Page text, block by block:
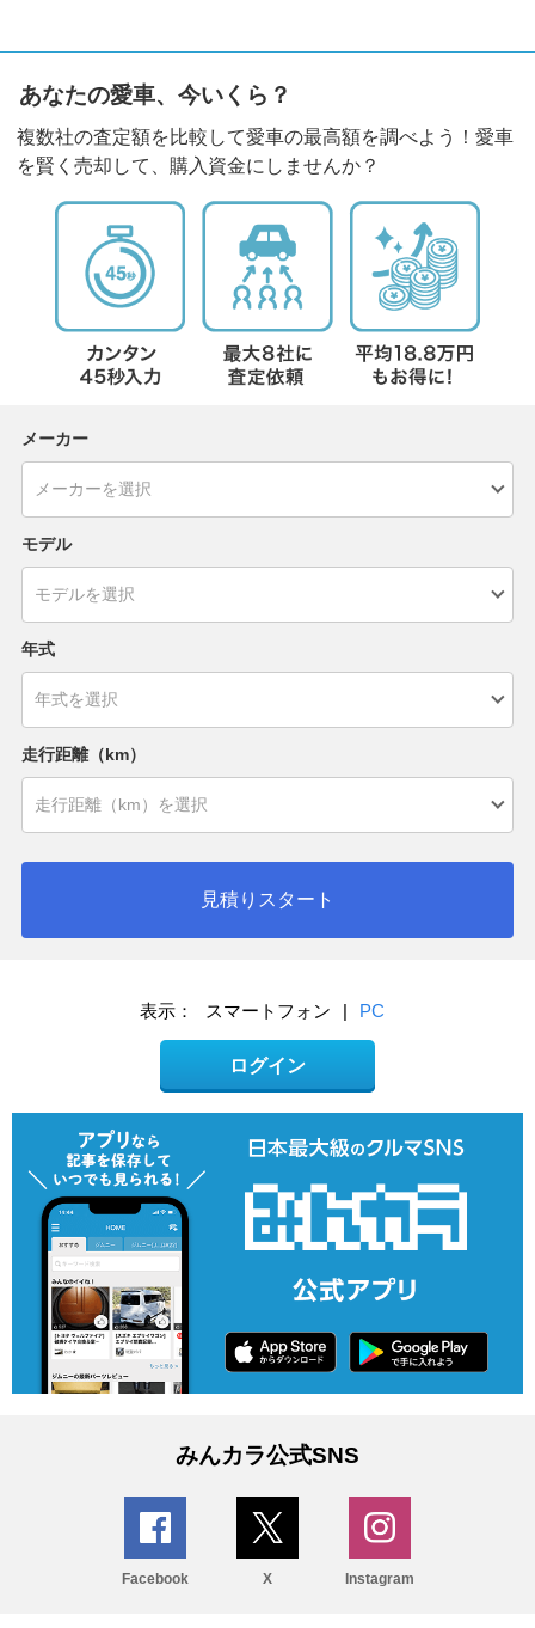
あなたの愛車、今いくら？
複数社の査定額を比較して愛車の最高額を調べよう！愛車
を賢く売却して、購入資金にしませんか？
メーカー
モデル
年式
走行距離（km）
見積りスタート
表示： スマートフォン | PC
ログイン
みんカラ公式SNS
Facebook X Instagram